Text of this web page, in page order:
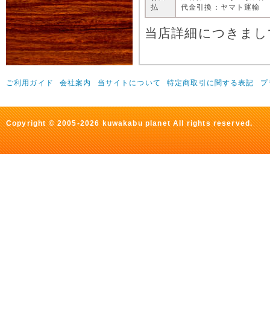
払
代金引換：ヤマト運輸
当店詳細につきま
ご利用ガイド 会社案内 当サイトについて 特定商取引に関する表記 プ
Copyright © 2005-2026 kuwakabu planet All rights reserved.